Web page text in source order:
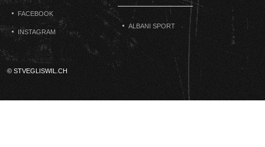
FACEBOOK
INSTAGRAM
ALBANI SPORT
© STVEGLISWIL.CH